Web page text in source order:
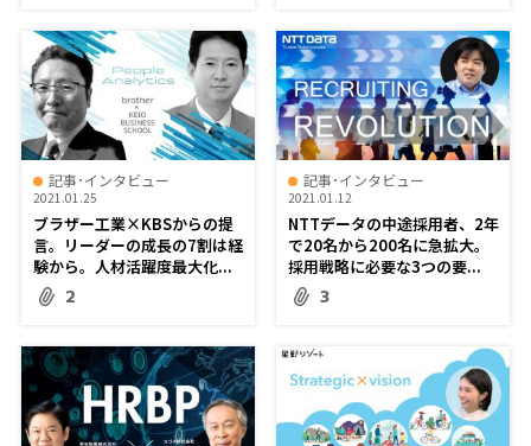
記事･インタビュー
2021.01.25
ブラザー工業×KBSからの提
言。リーダーの成長の7割は経
験から。人材活躍度最大化...
2
記事･インタビュー
2021.01.12
NTTデータの中途採用者、2年
で20名から200名に急拡大。
採用戦略に必要な3つの要...
3